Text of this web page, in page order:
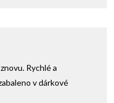
Rychlé a
v dárkové